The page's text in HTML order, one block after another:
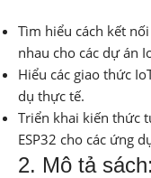
Tìm hiểu cách kết
nhau cho các dự án
Hiểu các giao thức
dụ thực tế.
Triển khai kiến ​​thức
ESP32 cho các ứng
2. Mô tả sách: